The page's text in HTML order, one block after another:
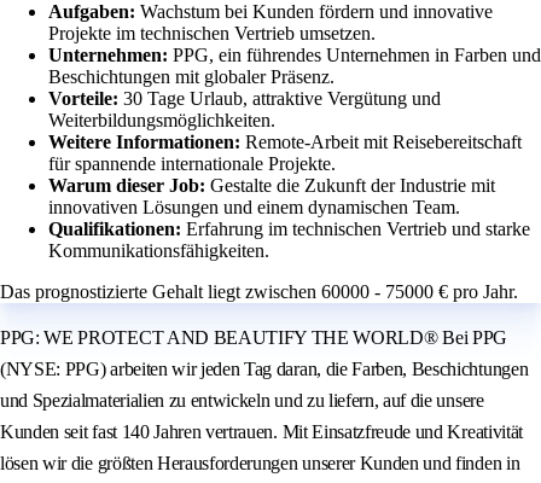
Aufgaben: Wachstum bei Kunden fördern und innovative
Projekte im technischen Vertrieb umsetzen.
Unternehmen: PPG, ein führendes Unternehmen in Farben und
Beschichtungen mit globaler Präsenz.
Vorteile: 30 Tage Urlaub, attraktive Vergütung und
Weiterbildungsmöglichkeiten.
Weitere Informationen: Remote-Arbeit mit Reisebereitschaft
für spannende internationale Projekte.
Warum dieser Job: Gestalte die Zukunft der Industrie mit
innovativen Lösungen und einem dynamischen Team.
Qualifikationen: Erfahrung im technischen Vertrieb und starke
Kommunikationsfähigkeiten.
Das prognostizierte Gehalt liegt zwischen 60000 - 75000 € pro Jahr.
PPG: WE PROTECT AND BEAUTIFY THE WORLD® Bei PPG
(NYSE: PPG) arbeiten wir jeden Tag daran, die Farben, Beschichtungen
und Spezialmaterialien zu entwickeln und zu liefern, auf die unsere
Kunden seit fast 140 Jahren vertrauen. Mit Einsatzfreude und Kreativität
lösen wir die größten Herausforderungen unserer Kunden und finden in